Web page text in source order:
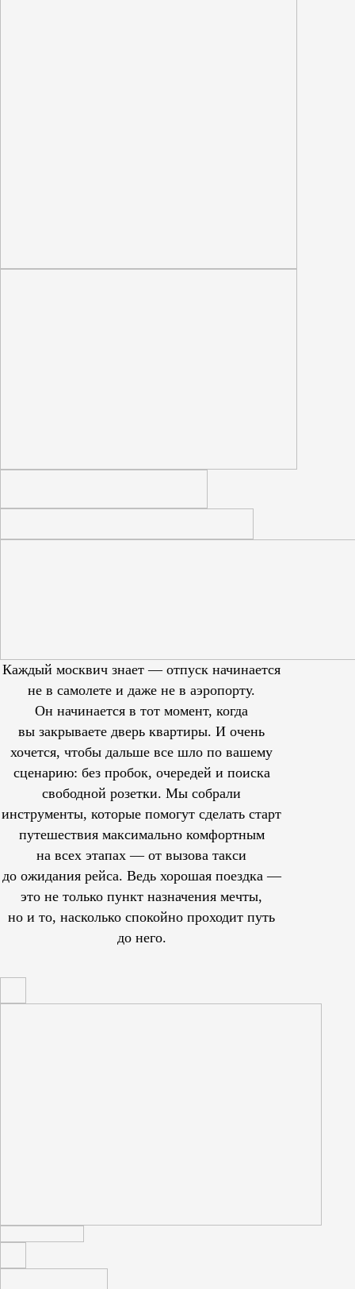
Каждый москвич знает — отпуск начинается
не в самолете и даже не в аэропорту.
Он начинается в тот момент, когда
вы закрываете дверь квартиры. И очень
хочется, чтобы дальше все шло по вашему
сценарию: без пробок, очередей и поиска
свободной розетки. Мы собрали
инструменты, которые помогут сделать старт
путешествия максимально комфортным
на всех этапах — от вызова такси
до ожидания рейса. Ведь хорошая поездка —
это не только пункт назначения мечты,
но и то, насколько спокойно проходит путь
до него.